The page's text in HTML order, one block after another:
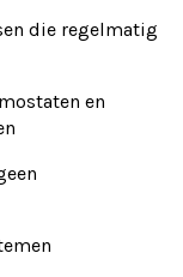
die regelmatig
en